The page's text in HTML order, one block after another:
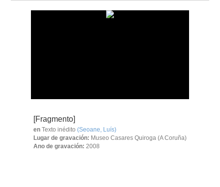
[Fragmento]
en Texto inédito (Seoane, Luís)
Lugar de gravación: Museo Casares Quiroga (A Coruña)
Ano de gravación: 2008